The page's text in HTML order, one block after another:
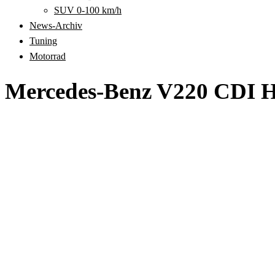
SUV 0-100 km/h
News-Archiv
Tuning
Motorrad
Mercedes-Benz V220 CDI